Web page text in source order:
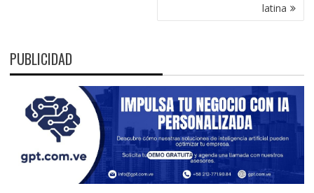
latina
PUBLICIDAD